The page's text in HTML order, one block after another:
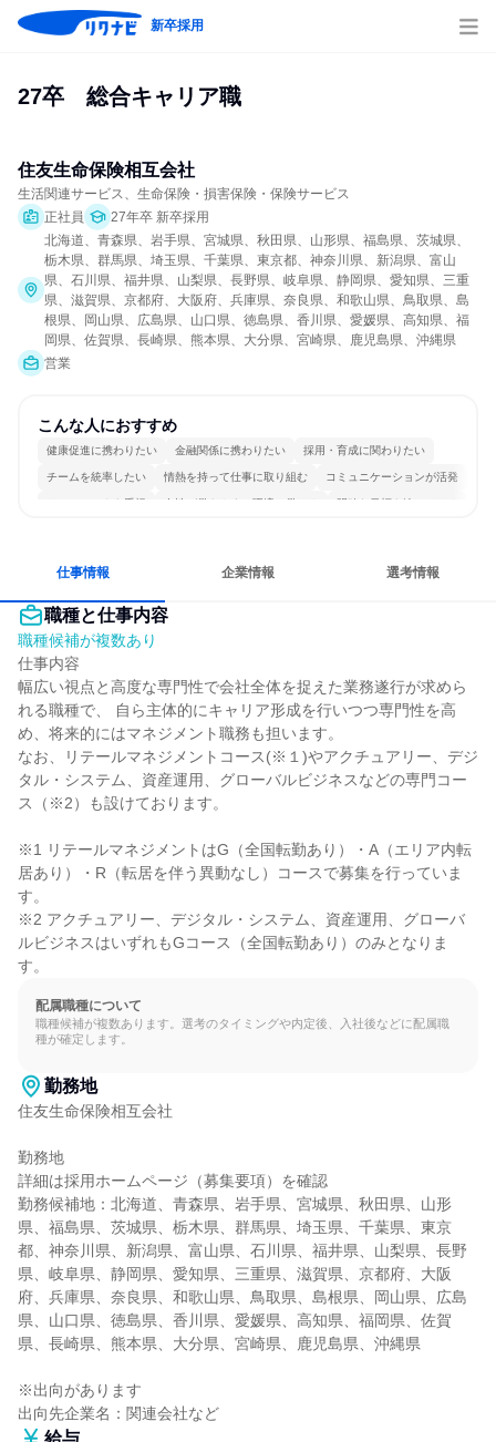
新卒採用
27卒　総合キャリア職
住友生命保険相互会社
生活関連サービス、生命保険・損害保険・保険サービス
正社員
27年卒 新卒採用
北海道、青森県、岩手県、宮城県、秋田県、山形県、福島県、茨城県、
栃木県、群馬県、埼玉県、千葉県、東京都、神奈川県、新潟県、富山
県、石川県、福井県、山梨県、長野県、岐阜県、静岡県、愛知県、三重
県、滋賀県、京都府、大阪府、兵庫県、奈良県、和歌山県、鳥取県、島
根県、岡山県、広島県、山口県、徳島県、香川県、愛媛県、高知県、福
岡県、佐賀県、長崎県、熊本県、大分県、宮崎県、鹿児島県、沖縄県
営業
こんな人におすすめ
健康促進に携わりたい 金融関係に携わりたい 採用・育成に関わりたい
チームを統率したい 情熱を持って仕事に取り組む コミュニケーションが活発
チームワークを重視 女性が働きやすい環境で働ける 明確な目標を追いかける
仕事情報 企業情報 選考情報
職種と仕事内容
職種候補が複数あり
仕事内容
幅広い視点と高度な専門性で会社全体を捉えた業務遂行が求めら
れる職種で、 自ら主体的にキャリア形成を行いつつ専門性を高
め、将来的にはマネジメント職務も担います。
なお、リテールマネジメントコース(※１)やアクチュアリー、デジ
タル・システム、資産運用、グローバルビジネスなどの専門コー
ス（※2）も設けております。
※1 リテールマネジメントはG（全国転勤あり）・A（エリア内転
居あり）・R（転居を伴う異動なし）コースで募集を行っていま
す。
※2 アクチュアリー、デジタル・システム、資産運用、グローバ
ルビジネスはいずれもGコース（全国転勤あり）のみとなりま
す。
配属職種について
職種候補が複数あります。選考のタイミングや内定後、入社後などに配属職
種が確定します。
勤務地
住友生命保険相互会社
勤務地
詳細は採用ホームページ（募集要項）を確認
勤務候補地：北海道、青森県、岩手県、宮城県、秋田県、山形
県、福島県、茨城県、栃木県、群馬県、埼玉県、千葉県、東京
都、神奈川県、新潟県、富山県、石川県、福井県、山梨県、長野
県、岐阜県、静岡県、愛知県、三重県、滋賀県、京都府、大阪
府、兵庫県、奈良県、和歌山県、鳥取県、島根県、岡山県、広島
県、山口県、徳島県、香川県、愛媛県、高知県、福岡県、佐賀
県、長崎県、熊本県、大分県、宮崎県、鹿児島県、沖縄県
※出向があります
出向先企業名：関連会社など
給与